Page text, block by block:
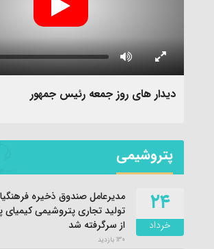
دیدار های روز جمعه رئیس جمهور
پتروشیمی
۲۴
خرداد
مدیرعامل صندوق ذخیره
تولید تجاری پتروشیمی کیمیای
از سرگرفته شد
130 بازدید